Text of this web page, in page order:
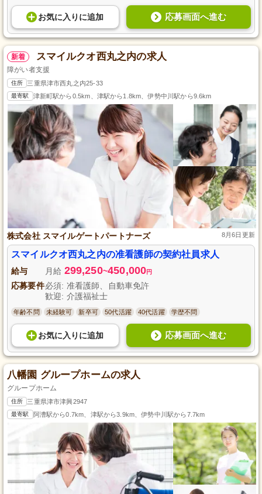
お気に入り に追加 応募画面へ進む
新着 スマイルクオ西丸之内の求人
障がい者支援
住所 三重県津市西丸之内25-33
最寄駅 津新町駅から0.5km、津駅から1.8km、伊勢中川駅から9.6km
株式会社 スマイルゲートパートナーズ 8月6日更新
スマイルクオ西丸之内の准看護師の契約社員求人
給与 月給 299,250~450,000円
応募要件必須: 准看護師、自動車免許
歓迎: 介護福祉士
年齢不問 未経験可 新卒可 50代活躍 40代活躍 学歴不問
お気に入り に追加 応募画面へ進む
八幡園 グループホームの求人
グループホーム
住所 三重県津市津興2947
最寄駅 阿漕駅から0.7km、津駅から3.9km、伊勢中川駅から7.7km